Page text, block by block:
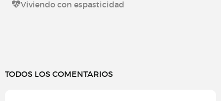
Viviendo con espasticidad
TODOS LOS COMENTARIOS